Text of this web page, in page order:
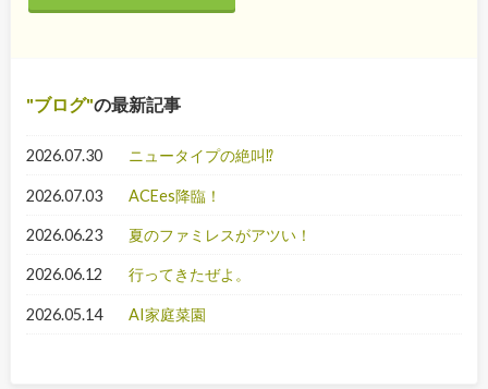
ブログ の最新記事
2026.07.30 ニュータイプの絶叫⁉
2026.07.03 ACEes降臨！
2026.06.23 夏のファミレスがアツい！
2026.06.12 行ってきたぜよ。
2026.05.14 AI家庭菜園